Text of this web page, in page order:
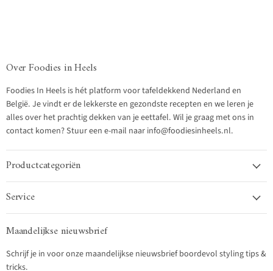
Over Foodies in Heels
Foodies In Heels is hét platform voor tafeldekkend Nederland en
België. Je vindt er de lekkerste en gezondste recepten en we leren je
alles over het prachtig dekken van je eettafel. Wil je graag met ons in
contact komen? Stuur een e-mail naar info@foodiesinheels.nl.
Productcategoriën
Service
Maandelijkse nieuwsbrief
Schrijf je in voor onze maandelijkse nieuwsbrief boordevol styling tips &
tricks.